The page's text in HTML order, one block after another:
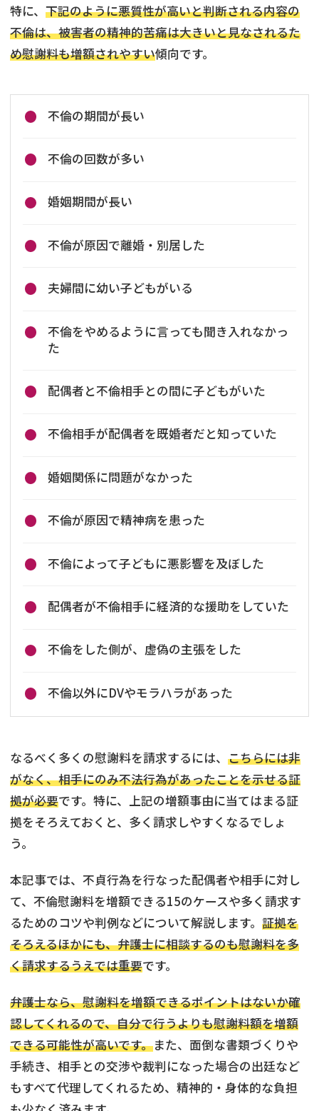
特に、 下記のように悪質性が高いと判断される内容の
不倫は、被害者の精神的苦痛は大きいと見なされるた
め慰謝料も増額されやすい傾向です。
不倫の期間が長い
不倫の回数が多い
婚姻期間が長い
不倫が原因で離婚・別居した
夫婦間に幼い子どもがいる
不倫をやめるように言っても聞き入れなかっ
た
配偶者と不倫相手との間に子どもがいた
不倫相手が配偶者を既婚者だと知っていた
婚姻関係に問題がなかった
不倫が原因で精神病を患った
不倫によって子どもに悪影響を及ぼした
配偶者が不倫相手に経済的な援助をしていた
不倫をした側が、虚偽の主張をした
不倫以外にDVやモラハラがあった
なるべく多くの慰謝料を請求するには、 こちらには非
がなく、相手にのみ不法行為があったことを示せる証
拠が必要です。特に、上記の増額事由に当てはまる証
拠をそろえておくと、多く請求しやすくなるでしょ
う。
本記事では、不貞行為を行なった配偶者や相手に対し
て、不倫慰謝料を増額できる15のケースや多く請求す
るためのコツや判例などについて解説します。 証拠を
そろえるほかにも、弁護士に相談するのも慰謝料を多
く請求するうえでは重要です。
弁護士なら、慰謝料を増額できるポイントはないか確
認してくれるので、自分で行うよりも慰謝料額を増額
できる可能性が高いです。また、面倒な書類づくりや
手続き、相手との交渉や裁判になった場合の出廷など
もすべて代理してくれるため、精神的・身体的な負担